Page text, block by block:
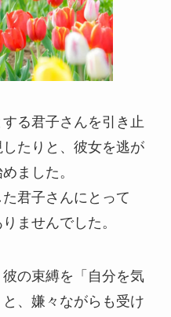
る君子さんを引き止
たりと、彼女を逃が
ました。
君子さんにとって
ませんでした。
の束縛を「自分を気
、嫌々ながらも受け